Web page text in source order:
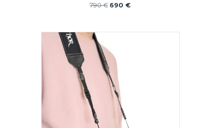
790€ Ursprünglicher
790 €
690€Aktueller
690 €.